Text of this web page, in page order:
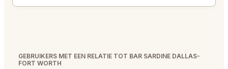
GEBRUIKERS MET EEN RELATIE TOT BAR SARDINE DALLAS-
FORT WORTH